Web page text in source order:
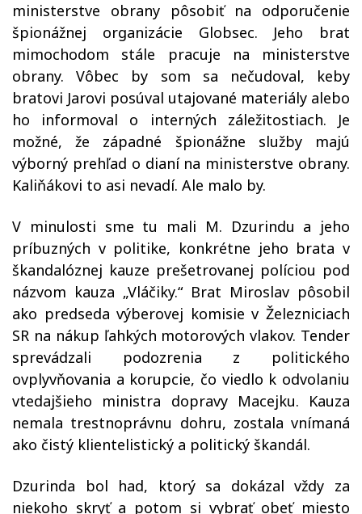
ministerstve obrany pôsobiť na odporučenie
špionážnej organizácie Globsec. Jeho brat
mimochodom stále pracuje na ministerstve
obrany. Vôbec by som sa nečudoval, keby
bratovi Jarovi posúval utajované materiály alebo
ho informoval o interných záležitostiach. Je
možné, že západné špionážne služby majú
výborný prehľad o dianí na ministerstve obrany.
Kaliňákovi to asi nevadí. Ale malo by.
V minulosti sme tu mali M. Dzurindu a jeho
príbuzných v politike, konkrétne jeho brata v
škandalóznej kauze prešetrovanej políciou pod
názvom kauza „Vláčiky.“ Brat Miroslav pôsobil
ako predseda výberovej komisie v Železniciach
SR na nákup ľahkých motorových vlakov. Tender
sprevádzali podozrenia z politického
ovplyvňovania a korupcie, čo viedlo k odvolaniu
vtedajšieho ministra dopravy Macejku. Kauza
nemala trestnoprávnu dohru, zostala vnímaná
ako čistý klientelistický a politický škandál.
Dzurinda bol had, ktorý sa dokázal vždy za
niekoho skryť a potom si vybrať obeť miesto